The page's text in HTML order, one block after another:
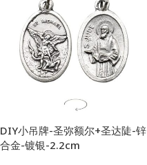
DIY小吊牌-圣弥额尔+圣达陡-锌
合金-镀银-2.2cm